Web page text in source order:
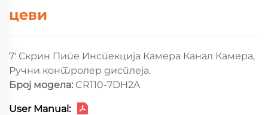
цеви
7' Скрин Пипе Инспекција Камера Канал Камера,
Ручни контролер дисплеја.
Број модела: CR110-7DH2A
User Manual: